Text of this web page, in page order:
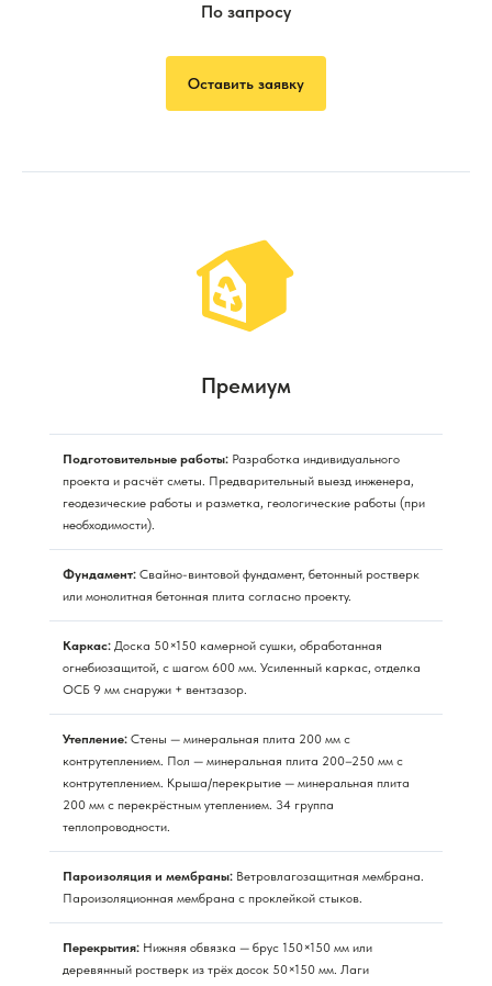
По запросу
Оставить заявку
Премиум
Подготовительные работы: Разработка индивидуального
проекта и расчёт сметы. Предварительный выезд инженера,
геодезические работы и разметка, геологические работы (при
необходимости).
Фундамент: Свайно-винтовой фундамент, бетонный ростверк
или монолитная бетонная плита согласно проекту.
Каркас: Доска 50×150 камерной сушки, обработанная
огнебиозащитой, с шагом 600 мм. Усиленный каркас, отделка
ОСБ 9 мм снаружи + вентзазор.
Утепление: Стены — минеральная плита 200 мм с
контрутеплением. Пол — минеральная плита 200–250 мм с
контрутеплением. Крыша/перекрытие — минеральная плита
200 мм с перекрёстным утеплением. 34 группа
теплопроводности.
Пароизоляция и мембраны: Ветровлагозащитная мембрана.
Пароизоляционная мембрана с проклейкой стыков.
Перекрытия: Нижняя обвязка — брус 150×150 мм или
деревянный ростверк из трёх досок 50×150 мм. Лаги